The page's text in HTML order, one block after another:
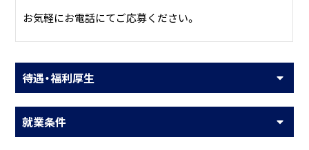
お気軽にお電話にてご応募ください。
待遇・福利厚生
就業条件